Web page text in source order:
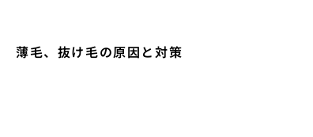
薄毛、抜け毛の原因と対策